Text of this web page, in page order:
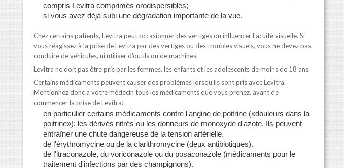
compris Levitra comprimés orodispersibles;
si vous avez déjà subi une dégradation importante de la vue.
Chez certains patients, Levitra peut occasionner des vertiges ou influencer l'acuité visuelle. Si
vous réagissez à la prise de Levitra par des vertiges ou des troubles visuels, vous ne devez pas
conduire de véhicules, ni utiliser d'outils ou de machines.
Levitra ne doit pas être pris par les femmes, les enfants et les adolescents de moins de 18 ans.
Certains médicaments peuvent causer des problèmes lorsqu'ils sont pris avec Levitra.
Mentionnez donc à votre médecin tous les médicaments que vous prenez, avant de
commencer la prise de Levitra:
en particulier certains médicaments contre l'angine de poitrine («douleurs dans la
poitrine»): les dérivés nitrés ou les donneurs de monoxyde d'azote. Ils peuvent
entraîner une chute dangereuse de la tension artérielle.
de l'érythromycine ou de la clarithromycine (deux antibiotiques).
de l'itraconazole, du voriconazole ou du posaconazole (médicaments pour le
traitement d'infections par des champignons).